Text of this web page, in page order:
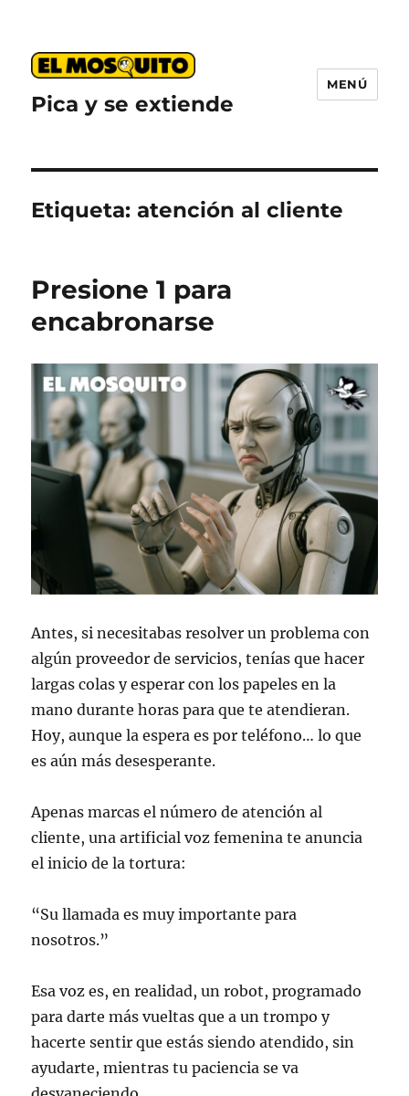
Pica y se extiende
MENÚ
Etiqueta:atención al cliente
Presione 1 para
encabronarse
Antes, si necesitabas resolver un problema con
algún proveedor de servicios, tenías que hacer
largas colas y esperar con los papeles en la
mano durante horas para que te atendieran.
Hoy, aunque la espera es por teléfono… lo que
es aún más desesperante.
Apenas marcas el número de atención al
cliente, una artificial voz femenina te anuncia
el inicio de la tortura:
“Su llamada es muy importante para
nosotros.”
Esa voz es, en realidad, un robot, programado
para darte más vueltas que a un trompo y
hacerte sentir que estás siendo atendido, sin
ayudarte, mientras tu paciencia se va